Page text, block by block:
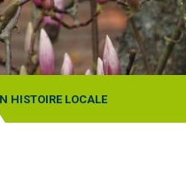
HISTOIRE LOCALE